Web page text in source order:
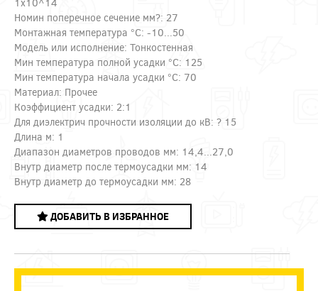
Номин поперечное сечение мм?: 27
Монтажная температура °C: -10...50
Модель или исполнение: Тонкостенная
Мин температура полной усадки °C: 125
Мин температура начала усадки °C: 70
Материал: Прочее
Коэффициент усадки: 2:1
Для диэлектрич прочности изоляции до кВ: ? 15
Длина м: 1
Диапазон диаметров проводов мм: 14,4...27,0
Внутр диаметр после термоусадки мм: 14
Внутр диаметр до термоусадки мм: 28
ДОБАВИТЬ В ИЗБРАННОЕ